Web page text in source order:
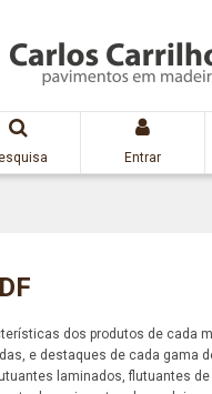
Entrar
dos produtos de cada
e destaques de cada gama
laminados, flutuantes de